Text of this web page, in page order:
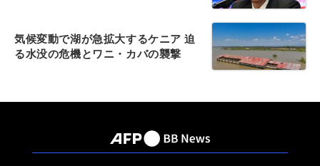
気候変動で湖が急拡大するケニア 迫
る水没の危機とワニ・カバの襲撃